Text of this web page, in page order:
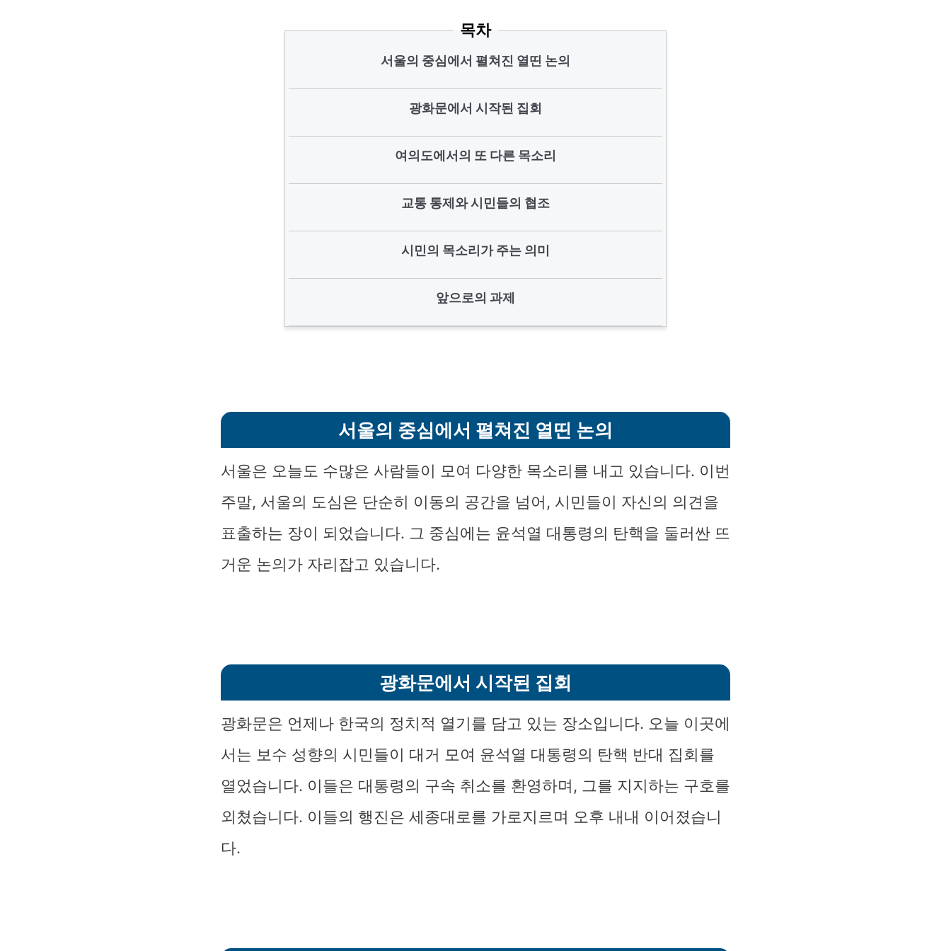
목차
서울의 중심에서 펼쳐진 열띤 논의
광화문에서 시작된 집회
여의도에서의 또 다른 목소리
교통 통제와 시민들의 협조
시민의 목소리가 주는 의미
앞으로의 과제
서울의 중심에서 펼쳐진 열띤 논의
서울은 오늘도 수많은 사람들이 모여 다양한 목소리를 내고 있습니다. 이번
주말, 서울의 도심은 단순히 이동의 공간을 넘어, 시민들이 자신의 의견을
표출하는 장이 되었습니다. 그 중심에는 윤석열 대통령의 탄핵을 둘러싼 뜨
거운 논의가 자리잡고 있습니다.
광화문에서 시작된 집회
광화문은 언제나 한국의 정치적 열기를 담고 있는 장소입니다. 오늘 이곳에
서는 보수 성향의 시민들이 대거 모여 윤석열 대통령의 탄핵 반대 집회를
열었습니다. 이들은 대통령의 구속 취소를 환영하며, 그를 지지하는 구호를
외쳤습니다. 이들의 행진은 세종대로를 가로지르며 오후 내내 이어졌습니
다.